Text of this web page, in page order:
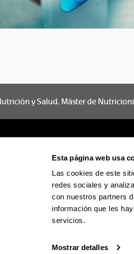
Esta página web usa
Las cookies de este
redes sociales y
con nuestros partners
información que les
servicios.
Mostrar detalles
y Salud. Máster de